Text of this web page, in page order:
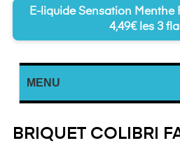
E-liquide Sensation Menthe
4,49€ les 3
MENU
BRIQUET COLIBRI